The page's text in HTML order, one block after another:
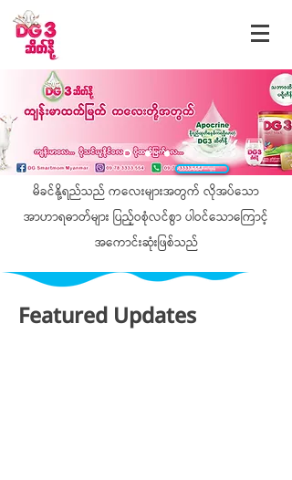
မိခင်နို့ရည်သည် ကလေးများအတွက် လိုအပ်သော
အာဟာရဓာတ်များ ပြည့်ဝစုံလင်စွာ ပါဝင်သောကြောင့်
အကောင်းဆုံးဖြစ်သည်
ဆက္လက္ဖတ္ရႈရန္
Featured Updates